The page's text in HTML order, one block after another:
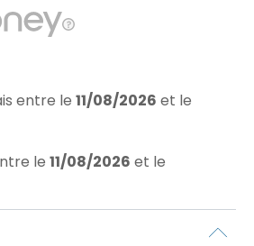
entre le 11/08/2026 et le
le 11/08/2026 et le